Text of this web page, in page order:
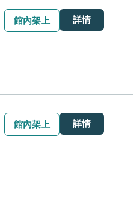
館內架上 詳情
館內架上 詳情